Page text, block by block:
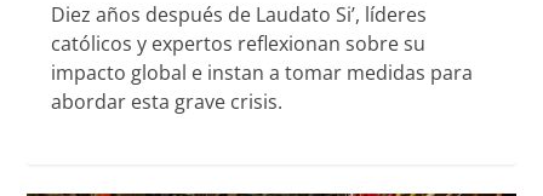
Diez años después de Laudato Si’, líderes
católicos y expertos reflexionan sobre su
impacto global e instan a tomar medidas para
abordar esta grave crisis.